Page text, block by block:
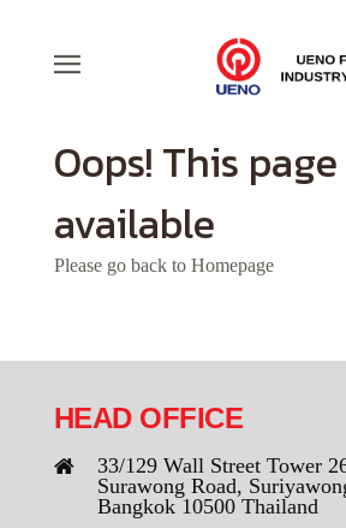
Oops! This
available
Please go back to Homepage
HEAD OFFICE
33/129 Wall Street Tower
Surawong Road,
Bangkok 10500 Thailand